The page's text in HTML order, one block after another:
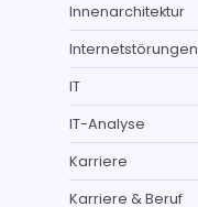
Innenarchitektur
Internetstörungen
IT
IT-Analyse
Karriere
Karriere & Beruf